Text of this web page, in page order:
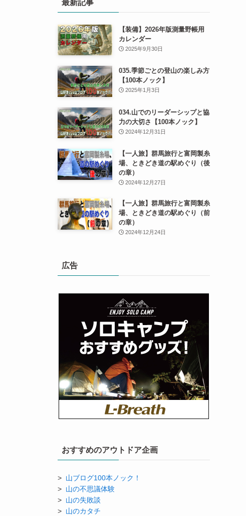
最新記事
【装備】2026年版測量野帳用
カレンダー
2025年9月30日
035.季節ごとの登山の楽しみ方
【100本ノック】
2025年1月3日
034.山でのリーダーシップと協
力の大切さ【100本ノック】
2024年12月31日
【一人旅】群馬旅行と富岡製糸
場、ときどき道の駅めぐり（後
の章）
2024年12月27日
【一人旅】群馬旅行と富岡製糸
場、ときどき道の駅めぐり（前
の章）
2024年12月24日
広告
おすすめのアウトドア企画
> 山ブログ100本ノック！
> 山の不思議体験
> 山の失敗談
> 山のカタチ